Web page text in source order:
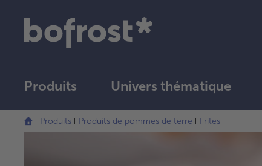
Produits Univers thématique
Produits Produits de pommes de terre Frites